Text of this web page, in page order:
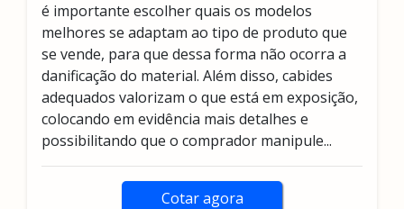
é importante escolher quais os modelos
melhores se adaptam ao tipo de produto que
se vende, para que dessa forma não ocorra a
danificação do material. Além disso, cabides
adequados valorizam o que está em exposição,
colocando em evidência mais detalhes e
possibilitando que o comprador manipule...
Cotar agora